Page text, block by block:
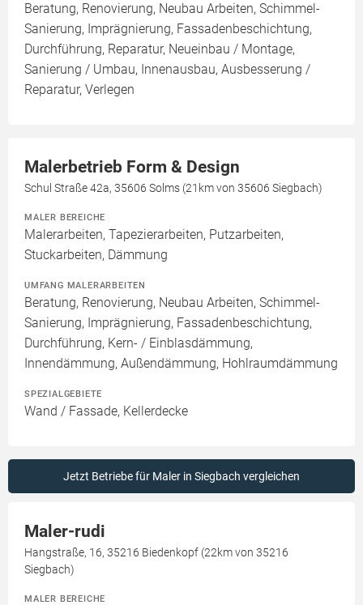
Beratung, Renovierung, Neubau Arbeiten, Schimmel-
Sanierung, Imprägnierung, Fassadenbeschichtung,
Durchführung, Reparatur, Neueinbau / Montage,
Sanierung / Umbau, Innenausbau, Ausbesserung /
Reparatur, Verlegen
Malerbetrieb Form & Design
Schul Straße 42a, 35606 Solms (21km von 35606 Siegbach)
MALER BEREICHE
Malerarbeiten, Tapezierarbeiten, Putzarbeiten,
Stuckarbeiten, Dämmung
UMFANG MALERARBEITEN
Beratung, Renovierung, Neubau Arbeiten, Schimmel-
Sanierung, Imprägnierung, Fassadenbeschichtung,
Durchführung, Kern- / Einblasdämmung,
Innendämmung, Außendämmung, Hohlraumdämmung
SPEZIALGEBIETE
Wand / Fassade, Kellerdecke
Jetzt Betriebe für Maler in Siegbach vergleichen
Maler-rudi
Hangstraße, 16, 35216 Biedenkopf (22km von 35216
Siegbach)
MALER BEREICHE